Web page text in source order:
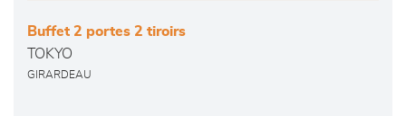
Buffet 2 portes 2 tiroirs
TOKYO
GIRARDEAU